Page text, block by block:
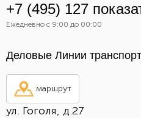
+7 (495) 127
Ежедневно с 9:00 до 00:00
Деловые Линии
маршрут
ул. Гоголя, д.27